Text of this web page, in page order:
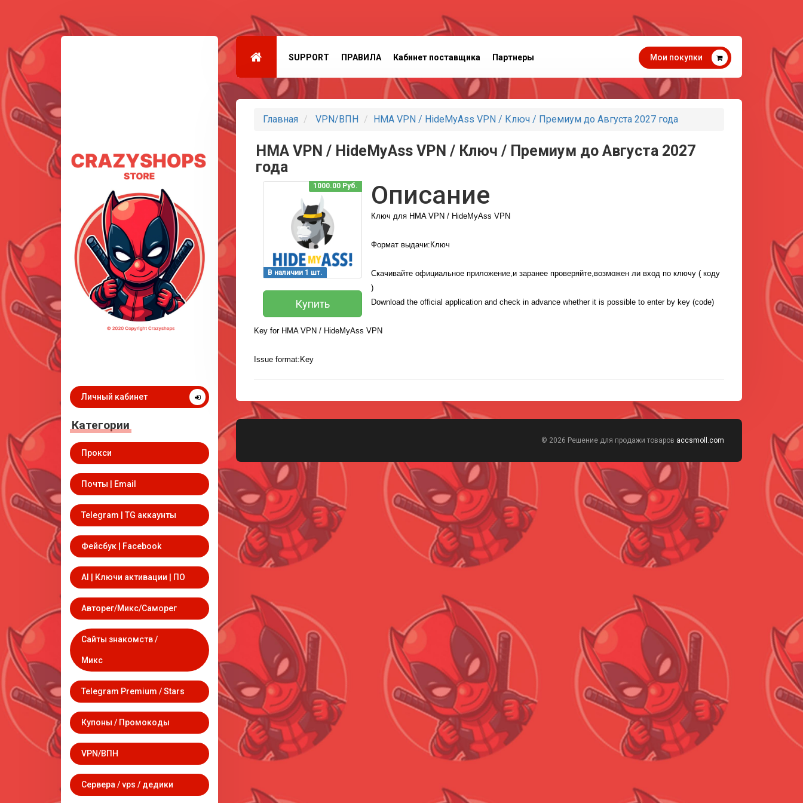
Личный кабинет
Категории
Прокси
Почты | Email
Telegram | TG аккаунты
Фейсбук | Facebook
AI | Ключи активации | ПО
Авторег/Микс/Саморег
Сайты знакомств /
Микс
Telegram Premium / Stars
Купоны / Промокоды
VPN/ВПН
Сервера / vps / дедики
SUPPORT ПРАВИЛА Кабинет поставщика Партнеры Мои покупки
Главная VPN/ВПН HMA VPN / HideMyAss VPN / Ключ / Премиум до Августа 2027 года
HMA VPN / HideMyAss VPN / Ключ / Премиум до Августа 2027
года
В наличии 1 шт.
1000.00 Руб.
Купить
Описание
Ключ для HMA VPN / HideMyAss VPN
Формат выдачи:Ключ
Скачивайте официальное приложение,и заранее проверяйте,возможен ли вход по ключу ( коду
)
Download the official application and check in advance whether it is possible to enter by key (code)
Key for HMA VPN / HideMyAss VPN
Issue format:Key
© 2026 Решение для продажи товаров accsmoll.com